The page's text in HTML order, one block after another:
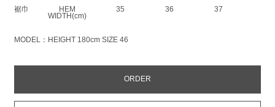
裾巾
HEM
WIDTH(cm)
35 36 37
MODEL：HEIGHT 180cm SIZE 46
ORDER